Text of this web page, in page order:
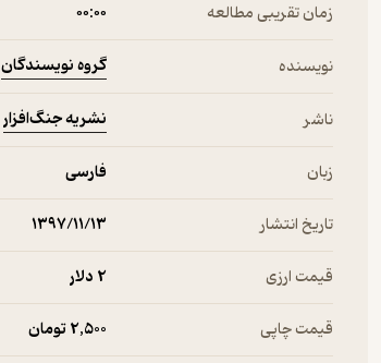
زمان تقریبی مطالعه ۰۰:۰۰
نویسنده گروه نویسندگان
ناشر نشریه جنگ‌افزار
زبان فارسی
تاریخ انتشار ۱۳۹۷/۱۱/۱۳
قیمت ارزی 2 دلار
قیمت چاپی 2,500 تومان